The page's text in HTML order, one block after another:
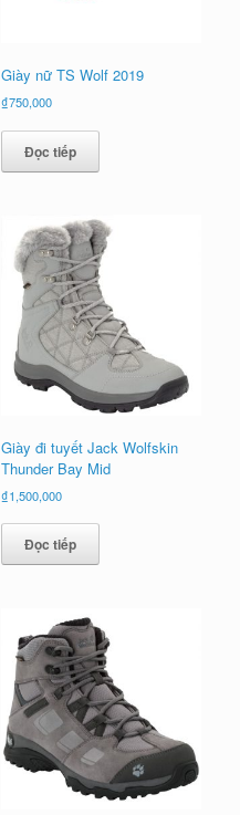
Giày nữ TS Wolf 2019
₫750,000
Đọc tiếp
Giày đi tuyết Jack Wolfskin
Thunder Bay Mid
₫1,500,000
Đọc tiếp